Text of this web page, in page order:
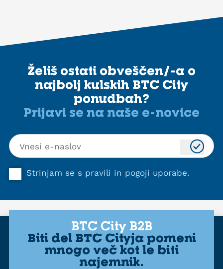
Želiš ostati obveščen/-a o
najbolj kulskih BTC City
ponudbah?
Prijavi se na naše e-novice
Strinjam se s pravili in pogoji uporabe.
BTC City B2B
Biti del BTC Cityja pomeni
mnogo več kot le biti
najemnik.